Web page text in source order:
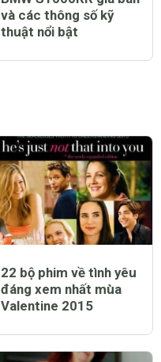
và các thông số kỹ
thuật nổi bật
22 bộ phim về tình yêu
đáng xem nhất mùa
Valentine 2015